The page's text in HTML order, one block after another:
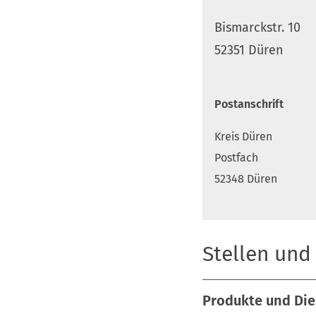
Bismarckstr. 10
52351 Düren
Postanschrift
Kreis Düren
Postfach
52348 Düren
Stellen
Produkte und